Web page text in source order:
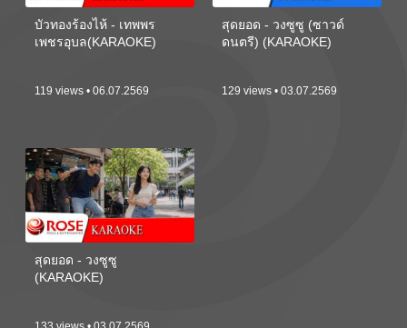
บัวทองร้องไห้ - เทพพร
เพชรอุบล(KARAOKE)
119 views • 06.07.2569
สุดยอด - วงซูซู (ซาวด์
ดนตรี) (KARAOKE)
129 views • 03.07.2569
สุดยอด - วงซูซู
(KARAOKE)